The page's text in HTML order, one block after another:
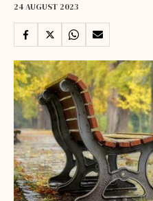
24 AUGUST 2023